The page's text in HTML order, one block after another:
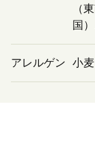
（
国
アレルゲン 小